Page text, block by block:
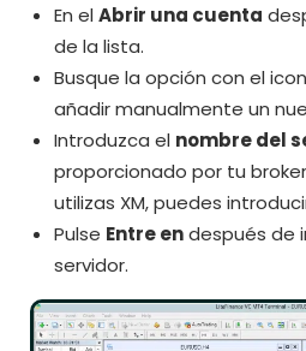
En el Abrir una cuenta
de la lista.
Busque la opción con el
añadir manualmente un
Introduzca el nombre del
proporcionado por tu
utilizas XM, puedes
Pulse Entre endespués de
servidor.